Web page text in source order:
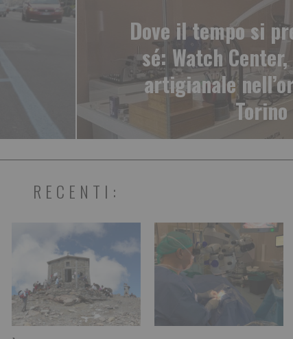
Dove il tempo si
sé: Watch
artigianale
Torino
RECENTI: